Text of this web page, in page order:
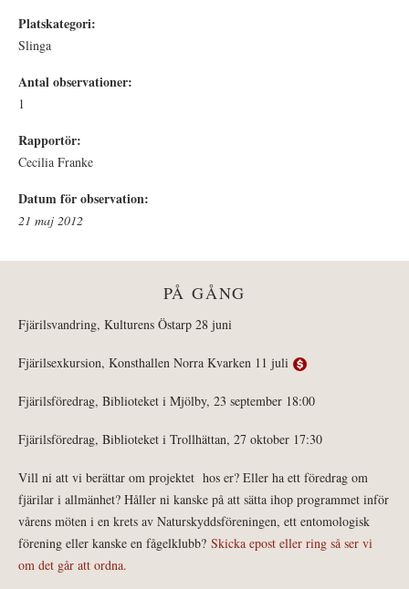
Platskategori:
Slinga
Antal observationer:
1
Rapportör:
Cecilia Franke
Datum för observation:
21 maj 2012
PÅ GÅNG
Fjärilsvandring, Kulturens Östarp 28 juni
Fjärilsexkursion, Konsthallen Norra Kvarken 11 juli
Fjärilsföredrag, Biblioteket i Mjölby, 23 september 18:00
Fjärilsföredrag, Biblioteket i Trollhättan, 27 oktober 17:30
Vill ni att vi berättar om projektet hos er? Eller ha ett föredrag om
fjärilar i allmänhet? Håller ni kanske på att sätta ihop programmet inför
vårens möten i en krets av Naturskyddsföreningen, ett entomologisk
förening eller kanske en fågelklubb? Skicka epost eller ring så ser vi
om det går att ordna.